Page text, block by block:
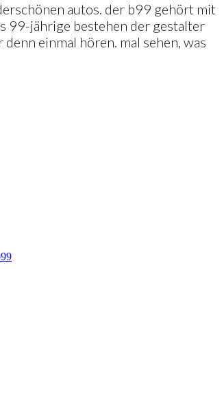
autos. der b99 gehört mit
99-jährige bestehen der gestalter
einmal hören. mal sehen, was